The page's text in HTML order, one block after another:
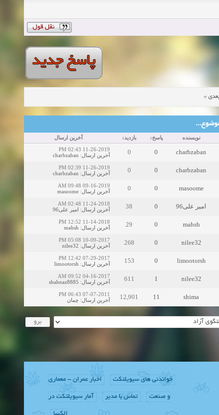
»
نویسنده پاسخ: بازدید: آخرین ارسال
charbzaban
0
0
11-26-2019 02:43 PM
آخرین ارسال:
charbzaban
charbzaban
0
0
11-26-2019 02:39 PM
آخرین ارسال:
charbzaban
masoome
0
0
09-16-2019 09:48 AM
آخرین ارسال:
masoome
امیر علی96 0
38
11-24-2018 02:48 AM
آخرین ارسال: امیر علی96
mahsh
0
29
11-14-2018 12:52 PM
آخرین ارسال:
mahsh
nilee32
0
268
10-09-2017 05:08 PM
آخرین ارسال:
nilee32
limootorsh
0
153
07-29-2017 12:42 PM
آخرین ارسال:
limootorsh
nilee32
1
611
04-16-2017 09:52 AM
آخرین ارسال:
shahnaz8885
shima
11
12,901
07-07-2011 06:43 PM
آخرین ارسال: چمان
خواندنی های سیویلتکت اخبار عمران - معماری
و صنعت تماس با مدیر آمار سیویلتکت در